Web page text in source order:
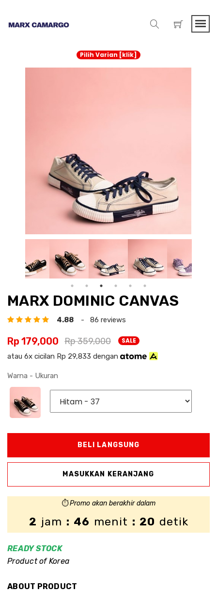
Pilih Varian [klik]
MARX DOMINIC CANVAS
4.88 - 86 reviews
Rp 179,000 Rp 359,000 SALE
atau 6x cicilan Rp 29,833 dengan
Warna - Ukuran
⏱️Promo akan berakhir dalam
2 jam : 46 menit : 19 detik
READYSTOCK
Product of Korea
ABOUT PRODUCT